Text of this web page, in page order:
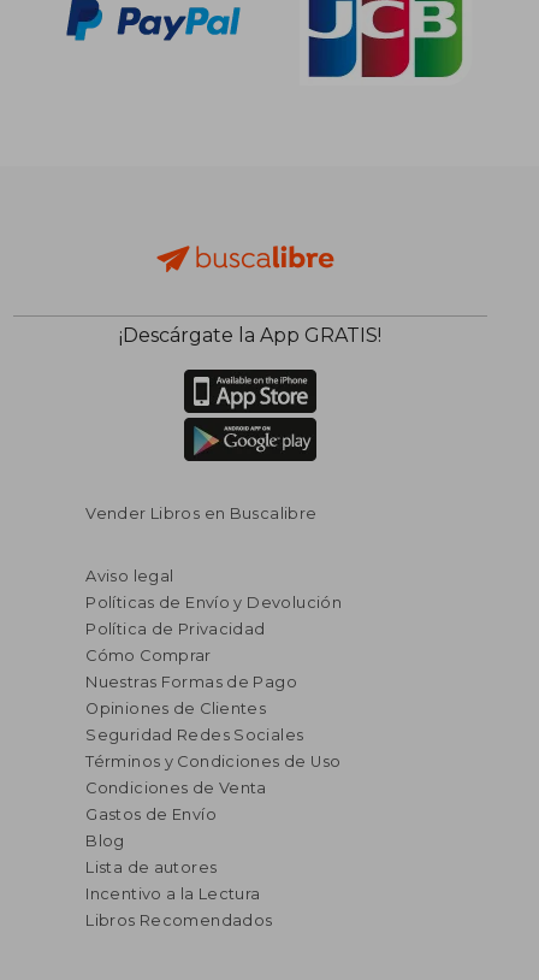
¡Descárgate la App GRATIS!
Vender Libros en Buscalibre
Aviso legal
Políticas de Envío y Devolución
Política de Privacidad
Cómo Comprar
Nuestras Formas de Pago
Opiniones de Clientes
Seguridad Redes Sociales
Términos y Condiciones de Uso
Condiciones de Venta
Gastos de Envío
Blog
Lista de autores
Incentivo a la Lectura
Libros Recomendados